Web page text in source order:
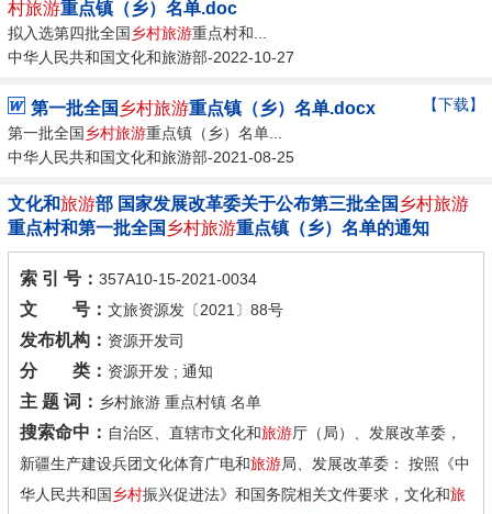
村旅游重点镇（乡）名单.doc
拟入选第四批全国 乡村旅游重点村和...
中华人民共和国文化和旅游部-2022-10-27
【下载】
第一批全国 乡村旅游重点镇（乡）名单.docx
第一批全国 乡村旅游重点镇（乡）名单...
中华人民共和国文化和旅游部-2021-08-25
文化和旅游部 国家发展改革委关于公布第三批全国 乡村旅游
重点村和第一批全国 乡村旅游重点镇（乡）名单的通知
索 引 号： 357A10-15-2021-0034
文 号： 文旅资源发〔2021〕88号
发布机构： 资源开发司
分 类： 资源开发 ; 通知
主 题 词： 乡村旅游 重点村镇 名单
搜索命中： 自治区、直辖市文化和旅游厅（局）、发展改革委，
新疆生产建设兵团文化体育广电和旅游局、发展改革委： 按照《中
华人民共和国 乡村振兴促进法》和国务院相关文件要求，文化和旅